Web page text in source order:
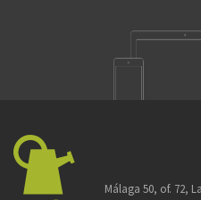
Málaga 50, of. 72,